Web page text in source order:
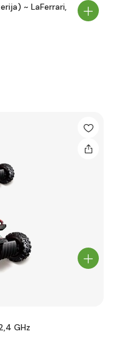
~ LaFerrari,
GHz